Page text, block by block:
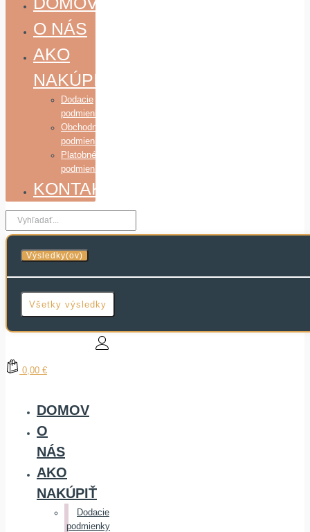
O NÁS
AKO
NAKÚPIŤ
Dodacie
podmienky
Obchodné
podmienky
Platobné
podmienky
KONTAKT
Search
...
Výsledky(ov)
Všetky výsledky
0,00 €
DOMOV
O
NÁS
AKO
NAKÚPIŤ
Dodacie
podmienky